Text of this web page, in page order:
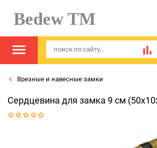
Bedew TM
Врезные и навесные замки
Сердцевина для замка 9 см